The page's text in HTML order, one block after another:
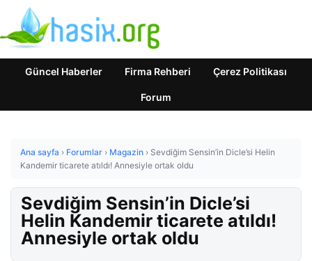
Güncel Haberler Firma Rehberi Çerez Politikası
Forum
Ana sayfa › Forumlar › Magazin › Sevdiğim Sensin’in Dicle’si Helin
Kandemir ticarete atıldı! Annesiyle ortak oldu
Sevdiğim Sensin’in Dicle’si
Helin Kandemir ticarete atıldı!
Annesiyle ortak oldu